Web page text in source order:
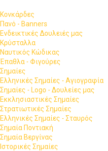
Κονκάρδες
Πανό - Banners
Ενδεικτικές Δουλειές μας
Κρύσταλλα
Ναυτικός Κώδικας
Έπαθλα - Φιγούρες
Σημαίες
Ελληνικές Σημαίες - Αγιογραφία
Σημαίες - Logo - Δουλείες μας
Εκκλησιαστικές Σημαίες
Στρατιωτικές Σημαίες
Ελληνικές Σημαίες - Σταυρός
Σημαία Ποντιακή
Σημαία Βεργίνας
Ιστορικές Σημαίες